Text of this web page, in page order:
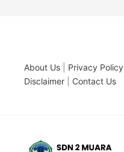
About Us Privacy Policy
Disclaimer
Contact Us